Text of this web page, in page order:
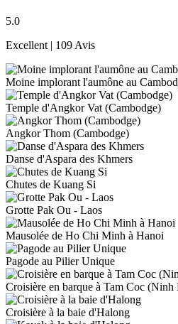
5.0
Excellent | 109 Avis
Moine implorant l'aumône au
Temple d'Angkor Vat (Cambodge)
Angkor Thom (Cambodge)
Danse d'Aspara des Khmers
Chutes de Kuang Si
Grotte Pak Ou - Laos
Mausolée de Ho Chi Minh à Hanoi
Pagode au Pilier Unique
Croisière en barque à Tam Coc (Ninh
Croisière à la baie d'Halong